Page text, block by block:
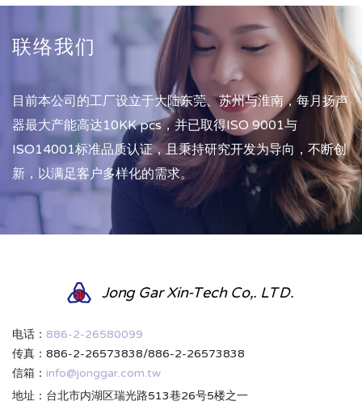
联络我们
目前本公司的工厂设立于大陆东莞、苏州与淮南，每月扬声
器最大产能高达10KK pcs，并已取得ISO 9001与
ISO14001标准品质认证，且秉持研究开发为导向，不断创
新，以满足客户多样化的需求。
Jong Gar Xin-Tech Co,. LTD.
电话： 886-2-26580099
传真：886-2-26573838/886-2-26573838
信箱： info@jonggar.com.tw
地址：台北市内湖区瑞光路513巷26号5楼之一